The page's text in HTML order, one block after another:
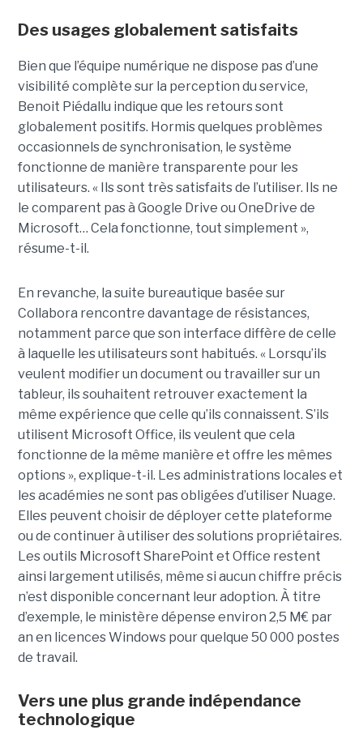
Des usages globalement satisfaits
Bien que l’équipe numérique ne dispose pas d’une
visibilité complète sur la perception du service,
Benoit Piédallu indique que les retours sont
globalement positifs. Hormis quelques problèmes
occasionnels de synchronisation, le système
fonctionne de manière transparente pour les
utilisateurs. « Ils sont très satisfaits de l’utiliser. Ils ne
le comparent pas à Google Drive ou OneDrive de
Microsoft… Cela fonctionne, tout simplement »,
résume-t-il.
En revanche, la suite bureautique basée sur
Collabora rencontre davantage de résistances,
notamment parce que son interface diffère de celle
à laquelle les utilisateurs sont habitués. « Lorsqu’ils
veulent modifier un document ou travailler sur un
tableur, ils souhaitent retrouver exactement la
même expérience que celle qu’ils connaissent. S’ils
utilisent Microsoft Office, ils veulent que cela
fonctionne de la même manière et offre les mêmes
options », explique-t-il. Les administrations locales et
les académies ne sont pas obligées d’utiliser Nuage.
Elles peuvent choisir de déployer cette plateforme
ou de continuer à utiliser des solutions propriétaires.
Les outils Microsoft SharePoint et Office restent
ainsi largement utilisés, même si aucun chiffre précis
n’est disponible concernant leur adoption. À titre
d’exemple, le ministère dépense environ 2,5 M€ par
an en licences Windows pour quelque 50 000 postes
de travail.
Vers une plus grande indépendance
technologique